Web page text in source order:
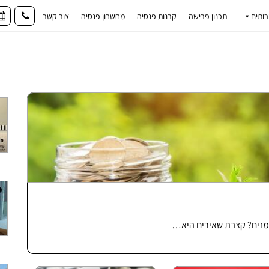
תכנון פרישה קרנות פנסיה מחשבון פנסיה צור קשר
קצבת שאירים היא…